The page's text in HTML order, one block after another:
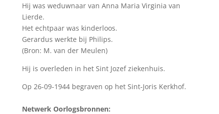
Hij was weduwnaar van Anna Maria Virginia van
Lierde.
Het echtpaar was kinderloos.
Gerardus werkte bij Philips.
(Bron: M. van der Meulen)
Hij is overleden in het Sint Jozef ziekenhuis.
Op 26-09-1944 begraven op het Sint-Joris Kerkhof.
Netwerk Oorlogsbronnen: